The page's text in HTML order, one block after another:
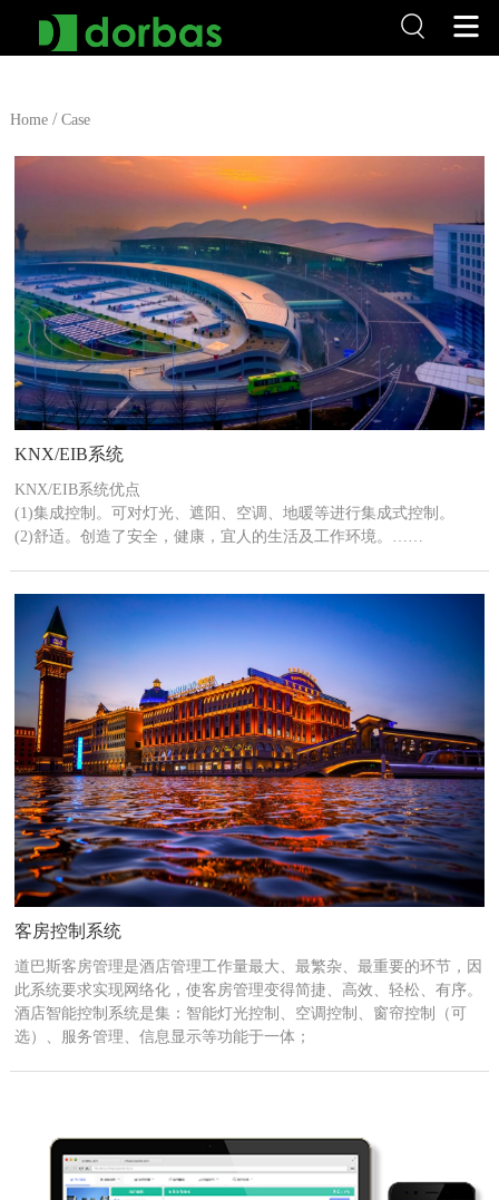
Home/ Case
KNX/EIB系统
KNX/EIB系统优点
(1)集成控制。可对灯光、遮阳、空调、地暖等进行集成式控制。
(2)舒适。创造了安全，健康，宜人的生活及工作环境。……
客房控制系统
道巴斯客房管理是酒店管理工作量最大、最繁杂、最重要的环节，因
此系统要求实现网络化，使客房管理变得简捷、高效、轻松、有序。
酒店智能控制系统是集：智能灯光控制、空调控制、窗帘控制（可
选）、服务管理、信息显示等功能于一体；